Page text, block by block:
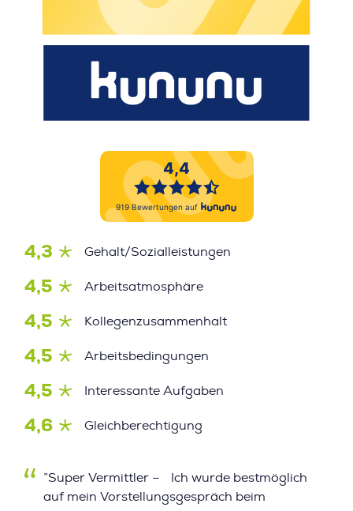
4,3 Gehalt/Sozialleistungen
4,5 Arbeitsatmosphäre
4,5 Kollegenzusammenhalt
4,5 Arbeitsbedingungen
4,5 Interessante Aufgaben
4,6 Gleichberechtigung
”Super Vermittler – Ich wurde bestmöglich
auf mein Vorstellungsgespräch beim